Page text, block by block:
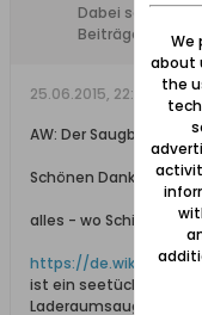
Dabei seit:
Beiträge:
3448
25.06.2015, 22:48
AW: Der Saugbagger
Schönen Dank Peter,
alles - wo Schichau
https://
ist ein seetüchtiges,
We
about
the